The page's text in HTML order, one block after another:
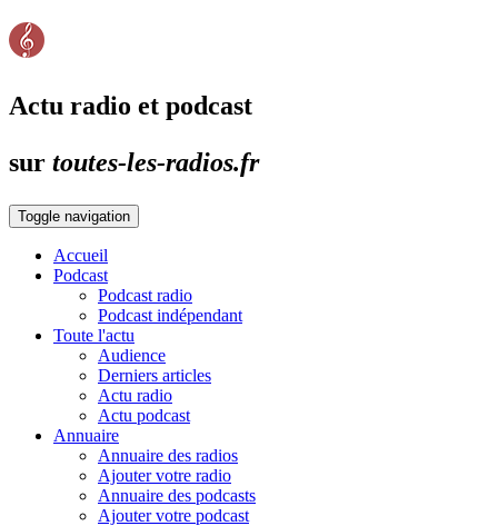
Actu radio et podcast
sur toutes-les-radios.fr
Toggle navigation
Accueil
Podcast
Podcast radio
Podcast indépendant
Toute l'actu
Audience
Derniers articles
Actu radio
Actu podcast
Annuaire
Annuaire des radios
Ajouter votre radio
Annuaire des podcasts
Ajouter votre podcast